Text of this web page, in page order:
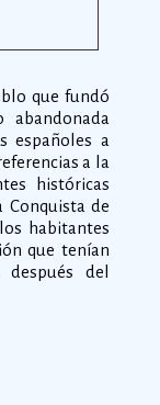
que fundó
abandonada
españoles a
a la
históricas
Conquista de
habitantes
que tenían
del